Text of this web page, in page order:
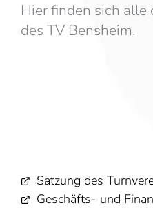
Hier finden sich
des TV Bensheim.
Satzung des
Geschäfts- und